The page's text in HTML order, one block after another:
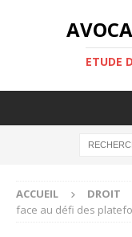
ETUDE
ACCUEIL DROIT
face au défi des